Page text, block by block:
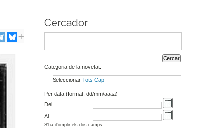
Cercador
Categoria de la novetat:
Seleccionar Tots Cap
Per data (format: dd/mm/aaaa)
Del
Al
S'ha d'omplir els dos camps